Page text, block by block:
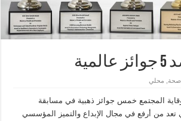
صحة محلي
المجتمع خمس جوائز ذهبية في مسابقة
تعد من أرفع في مجال الإبداع والتميز المؤسسي